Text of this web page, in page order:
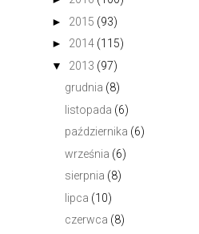
► 2015 (93)
► 2014 (115)
▼
2013 (97)
grudnia (8)
listopada (6)
października (6)
września (6)
sierpnia (8)
lipca (10)
czerwca (8)